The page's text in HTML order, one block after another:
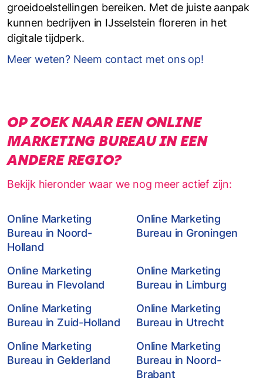
groeidoelstellingen bereiken. Met de juiste aanpak
kunnen bedrijven in IJsselstein floreren in het
digitale tijdperk.
Meer weten? Neem contact met ons op!
OP ZOEK NAAR EEN ONLINE
MARKETING BUREAU IN EEN
ANDERE REGIO?
Bekijk hieronder waar we nog meer actief zijn:
Online Marketing
Bureau in Noord-
Holland
Online Marketing
Bureau in Groningen
Online Marketing
Bureau in Flevoland
Online Marketing
Bureau in Limburg
Online Marketing
Bureau in Zuid-Holland
Online Marketing
Bureau in Utrecht
Online Marketing
Bureau in Gelderland
Online Marketing
Bureau in Noord-
Brabant